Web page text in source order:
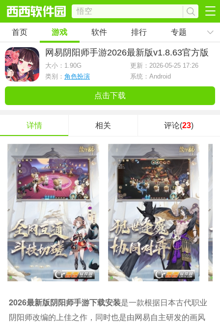
首页 游戏 软件 排行 专题
网易阴阳师手游2026最新版v1.8.63官方版
大小： 1.90G
更新：2026-05-25 17:26
类别： 角色扮演 系统：Android
点击下载
详情 相关 评论(23)
2026最新版阴阳师手游下载安装是一款根据日本古代职业
阴阳师改编的上佳之作，同时也是由网易自主研发的画风